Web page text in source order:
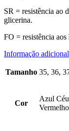
SR = resistência ao
glicerina.
FO = resistência
Informação adicional
Tamanho 35, 36,
Cor
Azul
Vermelho